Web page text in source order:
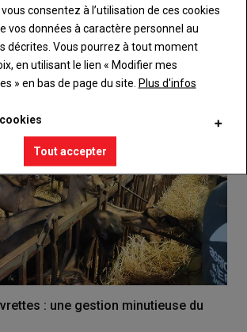
AUSSI
: une gestion minutieuse du
consentez à l’utilisation de ces cookies
vos données à caractère personnel au
décrites. Vous pourrez à tout moment
en utilisant le lien « Modifier mes
» en bas de page du site. Plus d'infos
Tout accepter